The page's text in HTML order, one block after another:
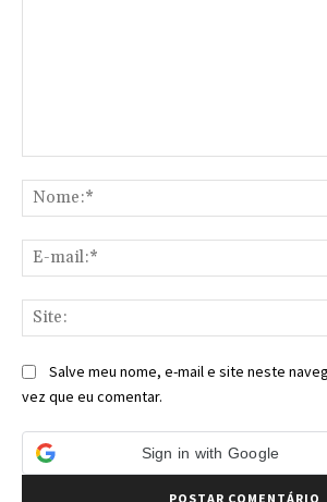
Salve meu nome, e-mail e site neste
vez que eu comentar.
Sign in with Google